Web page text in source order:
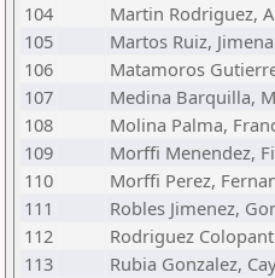
104
Martin Rodriguez,
105
Martos Ruiz, Jimena
106
Matamoros
107
Medina Barquilla,
108
Molina Palma,
109
Morffi Menendez,
110
Morffi Perez,
111
Robles Jimenez,
112
Rodriguez
113
Rubia Gonzalez,